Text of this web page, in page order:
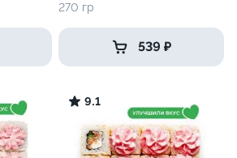
270 гр
539 ₽
9.1